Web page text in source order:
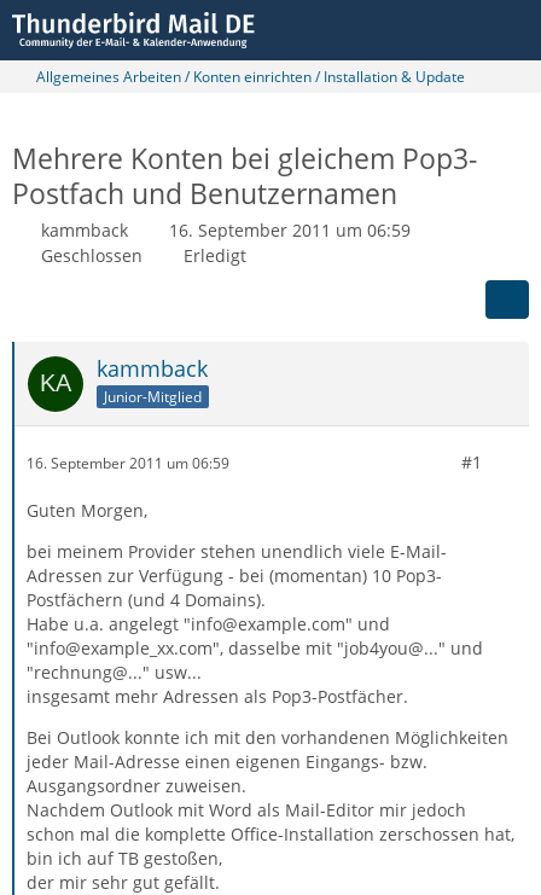
Allgemeines Arbeiten / Konten einrichten / Installation & Update
Mehrere Konten bei gleichem Pop3-
Postfach und Benutzernamen
kammback
16. September 2011 um 06:59
Geschlossen
Erledigt
kammback
Junior-Mitglied
16. September 2011 um 06:59 #1
Guten Morgen,
bei meinem Provider stehen unendlich viele E-Mail-
Adressen zur Verfügung - bei (momentan) 10 Pop3-
Postfächern (und 4 Domains).
Habe u.a. angelegt "info@example.com" und
"info@example_xx.com", dasselbe mit "job4you@..." und
"rechnung@..." usw...
insgesamt mehr Adressen als Pop3-Postfächer.
Bei Outlook konnte ich mit den vorhandenen Möglichkeiten
jeder Mail-Adresse einen eigenen Eingangs- bzw.
Ausgangsordner zuweisen.
Nachdem Outlook mit Word als Mail-Editor mir jedoch
schon mal die komplette Office-Installation zerschossen hat,
bin ich auf TB gestoßen,
der mir sehr gut gefällt.